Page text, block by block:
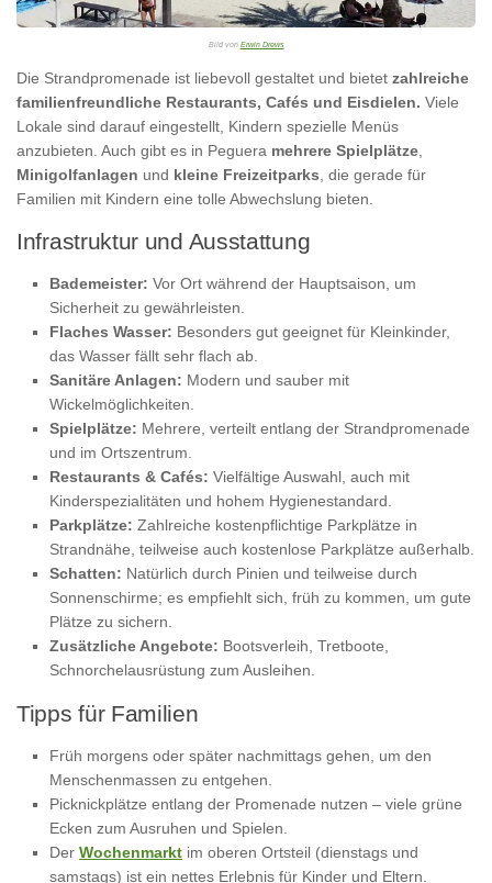
Bild von Erwin Drews
Die Strandpromenade ist liebevoll gestaltet und bietet zahlreiche
familienfreundliche Restaurants, Cafés und Eisdielen. Viele
Lokale sind darauf eingestellt, Kindern spezielle Menüs
anzubieten. Auch gibt es in Peguera mehrere Spielplätze
Minigolfanlagen und kleine Freizeitparks , die gerade für
Familien mit Kindern eine tolle Abwechslung bieten.
Infrastruktur und Ausstattung
Bademeister: Vor Ort während der Hauptsaison, um
Sicherheit zu gewährleisten.
Flaches Wasser: Besonders gut geeignet für Kleinkinder,
das Wasser fällt sehr flach ab.
Sanitäre Anlagen: Modern und sauber mit
Wickelmöglichkeiten.
Spielplätze: Mehrere, verteilt entlang der Strandpromenade
und im Ortszentrum.
Restaurants & Cafés: Vielfältige Auswahl, auch mit
Kinderspezialitäten und hohem Hygienestandard.
Parkplätze: Zahlreiche kostenpflichtige Parkplätze in
Strandnähe, teilweise auch kostenlose Parkplätze außerhalb.
Schatten: Natürlich durch Pinien und teilweise durch
Sonnenschirme; es empfiehlt sich, früh zu kommen, um gute
Plätze zu sichern.
Zusätzliche Angebote: Bootsverleih, Tretboote,
Schnorchelausrüstung zum Ausleihen.
Tipps für Familien
Früh morgens oder später nachmittags gehen, um den
Menschenmassen zu entgehen.
Picknickplätze entlang der Promenade nutzen – viele grüne
Ecken zum Ausruhen und Spielen.
Der Wochenmarkt im oberen Ortsteil (dienstags und
samstags) ist ein nettes Erlebnis für Kinder und Eltern.